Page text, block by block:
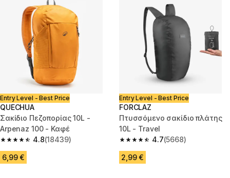
Entry Level - Best Price
QUECHUA
Σακίδιο Πεζοπορίας 10L -
Arpenaz 100 - Καφέ
4.8
4.8 out of 5 stars from 18439 reviews
(18439)
6,99 €
Entry Level - Best Price
FORCLAZ
Πτυσσόμενο σακίδιο πλάτης
10L - Travel
4.7
4.7 out of 5 stars from 5668
(5668)
2,99 €